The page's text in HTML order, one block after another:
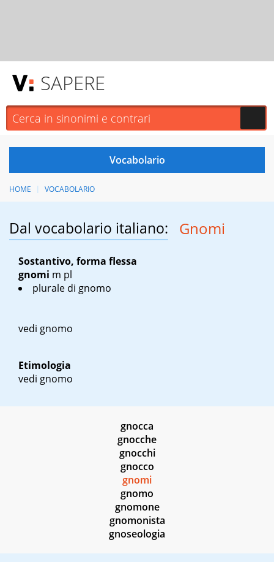
SAPERE
HOME VOCABOLARIO
Dal vocabolario italiano: Gnomi
Sostantivo, forma flessa
gnomi m pl
plurale di gnomo
vedi gnomo
Etimologia
vedi gnomo
gnocca
gnocche
gnocchi
gnocco
gnomi
gnomo
gnomone
gnomonista
gnoseologia